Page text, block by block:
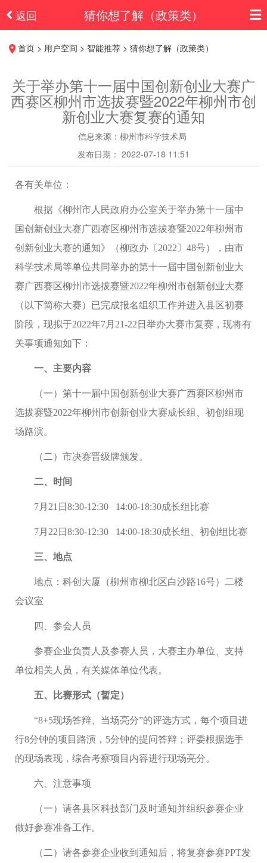
返回 猜你想了解（政策类）
首页 > 用户空间 > 智能推荐 > 猜你想了解（政策类）
关于举办第十一届中国创新创业大赛广
西赛区柳州市选拔赛暨2022年柳州市创
新创业大赛复赛的通知
信息来源：柳州市科学技术局
发布日期： 2022-07-18 11:51
各有关单位：
根据 《柳州市人民政府办公室关于举办第十一届中
国创新创业大赛广西赛区柳州市选拔赛暨2022年柳州市
创新创业大赛的通知》（柳政办 〔 2022 〕 48号） ， 由市
科学技术局等单位共同举办的第十一届中国创新创业大
赛广西赛区柳州市选拔赛暨2022年柳州市创新创业大赛
（以下简称大赛）已完成报名组织工作并进入县区初赛
阶段， 现拟于2022年7月 21-22 日 举办大赛市复赛 ，现将有
关事项通知如下：
一、 主要内容
（一）第十一届中国创新创业大赛广西赛区柳州市
选拔赛暨2022年柳州市创新创业大赛成长组、初创组现
场路演。
（二）市决赛晋级牌颁发。
二、 时间
7月 21 日 8:30-12:30 14:00-18:30成长组比赛
7月 22 日 8:30-12:30 14:00-18:30成长组、 初创组比赛
三、地点
地点： 科创大厦 （柳州市柳北区白沙路16号）
二楼
会议室
四、参会人员
参赛企业负责人及参赛人员，大赛主办单位、支持
单位相关人员，有关媒体单位代表。
五、比赛形式 （暂定）
“8+5现场答辩、当场亮分”的评选方式，每个项目进
行8分钟的项目路演， 5分钟的提问答辩；评委根据选手
的现场表现，综合考察项目内容进行现场亮分。
六、注意事项
（一）请各县区科技部门及时通知并组织参赛企业
做好参赛准备工作。
（二）请各参赛企业收到通知后，将复赛参赛PPT发